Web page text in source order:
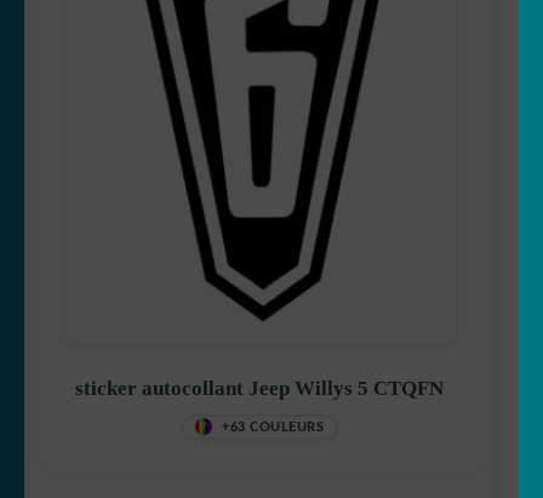
sticker autocollant Jeep Willys 5 CTQFN
+63 COULEURS